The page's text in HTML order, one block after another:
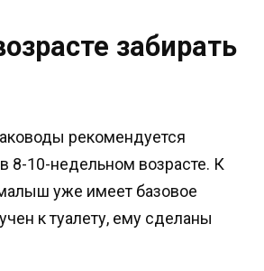
забирать
рекомендуется
8-10-недельном возрасте. К
уже имеет базовое
к туалету, ему сделаны